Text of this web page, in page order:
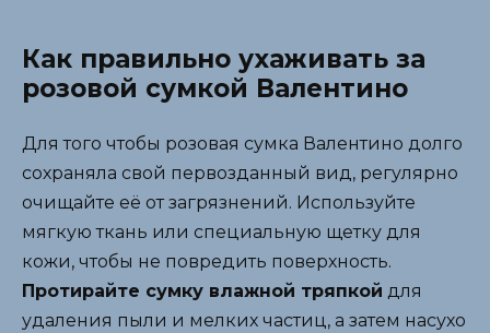
Как правильно ухаживать за
розовой сумкой Валентино
Для того чтобы розовая сумка Валентино долго
сохраняла свой первозданный вид, регулярно
очищайте её от загрязнений. Используйте
мягкую ткань или специальную щетку для
кожи, чтобы не повредить поверхность.
Протирайте сумку влажной тряпкой для
удаления пыли и мелких частиц, а затем насухо